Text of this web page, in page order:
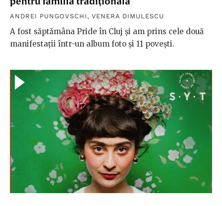
ANDREI PUNGOVSCHI , VENERA DIMULESCU
A fost săptămâna Pride în Cluj și am prins cele două
manifestații într-un album foto și 11 povești.